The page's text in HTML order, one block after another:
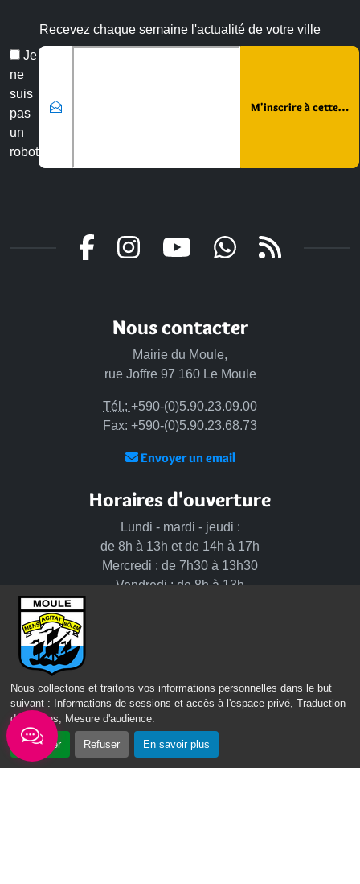
Nous collectons et traitons vos informations personnelles dans le but
suivant :
Informations de sessions et accès à l'espace privé, Traduction
des pages, Mesure d'audience.
Accepter Refuser En savoir plus
Recevez chaque semaine l'actualité de votre ville
Je
ne
suis
pas
un
robot
Email
Nous contacter
Mairie du Moule,
rue Joffre 97 160 Le Moule
Tél.: +590-(0)5.90.23.09.00
Fax: +590-(0)5.90.23.68.73
Envoyer un email
Horaires d'ouverture
Lundi - mardi - jeudi :
de 8h à 13h et de 14h à 17h
Mercredi : de 7h30 à 13h30
Vendredi : de 8h à 13h
Communauté d’agglomération du Nord Grande-Terre
Nos sites
Portail des Médiathèques Nord Guadeloupe